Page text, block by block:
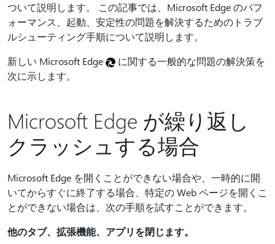
ついて説明します。 この記事では、Microsoft Edge のパフ
ォーマンス、起動、安定性の問題を解決するためのトラブ
ルシューティング手順について説明します。
新しい Microsoft Edge
に関する一般的な問題の解決策を
次に示します。
Microsoft Edge が繰り返し
クラッシュする場合
Microsoft Edge を開くことができない場合や、一時的に開
いてからすぐに終了する場合、特定の Web ページを開くこ
とができない場合は、次の手順を試すことができます。
他のタブ、拡張機能、アプリを閉じます。